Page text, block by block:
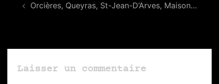
d’article
Orcières, Queyras, St-Jean-D’Arves, Maison…
Laisser un commentaire